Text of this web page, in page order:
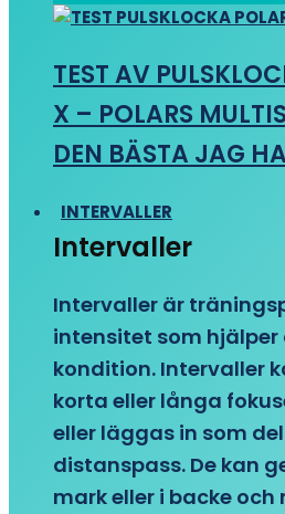
TEST AV
X – POLARS
DEN BÄSTA JAG
INTERVALLER
Intervaller
Intervaller är
intensitet som
kondition. Intervaller
korta eller långa
eller läggas in som
distanspass. De kan
mark eller i backe